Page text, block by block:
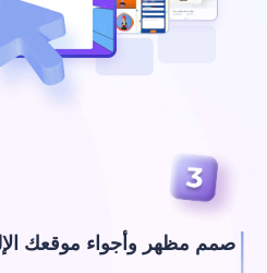
صمم مظهر وأجواء موقعك